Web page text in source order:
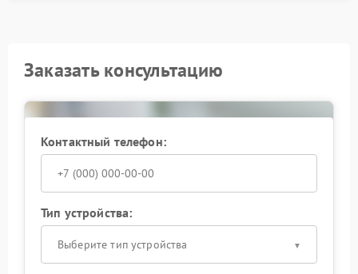
Заказать консультацию
Контактный телефон:
Тип устройства:
Выберите тип устройства